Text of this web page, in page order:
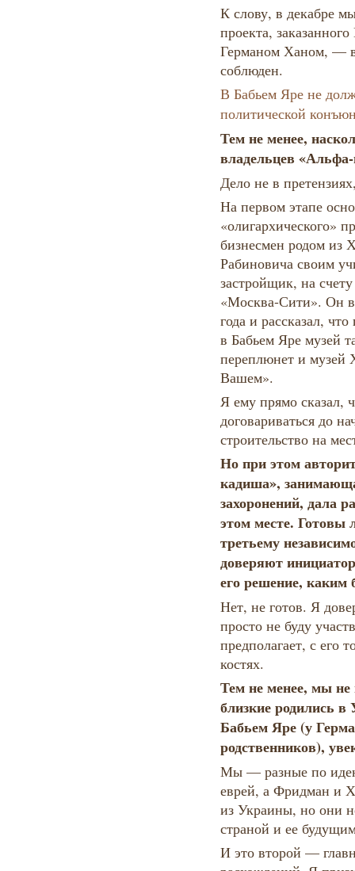
К слову, в декабре
проекта,
Германом Ханом, — в
соблюден.
В Бабьем Яре не
политической
Тем не менее,
владельцев
Дело не в
На первом этапе
«олигархического»
бизнесмен родом из
Рабиновича своим
застройщик, на
«Москва-Сити». Он
года и рассказал,
в Бабьем Яре музей
переплюнет и музей
Вашем».
Я ему прямо сказал,
договариваться до
строительство на
Но при этом
кадиша»,
захоронений, дала
этом месте. Готовы
третьему
доверяют
его решение,
Нет, не готов. Я
просто не буду
предполагает, с его
костях.
Тем не менее, мы
близкие родились
Бабьем Яре (у
родственников),
Мы — разные по
еврей, а Фридман и
из Украины, но они
страной и ее
И это второй —